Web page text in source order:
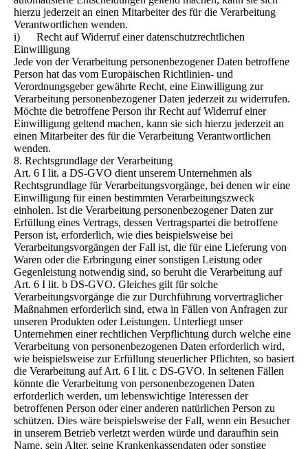
hierzu jederzeit an einen Mitarbeiter des für die Verarbeitung
Verantwortlichen wenden.
i) Recht auf Widerruf einer datenschutzrechtlichen
Einwilligung
Jede von der Verarbeitung personenbezogener Daten betroffene
Person hat das vom Europäischen Richtlinien- und
Verordnungsgeber gewährte Recht, eine Einwilligung zur
Verarbeitung personenbezogener Daten jederzeit zu widerrufen.
Möchte die betroffene Person ihr Recht auf Widerruf einer
Einwilligung geltend machen, kann sie sich hierzu jederzeit an
einen Mitarbeiter des für die Verarbeitung Verantwortlichen
wenden.
8. Rechtsgrundlage der Verarbeitung
Art. 6 I lit. a DS-GVO dient unserem Unternehmen als
Rechtsgrundlage für Verarbeitungsvorgänge, bei denen wir eine
Einwilligung für einen bestimmten Verarbeitungszweck
einholen. Ist die Verarbeitung personenbezogener Daten zur
Erfüllung eines Vertrags, dessen Vertragspartei die betroffene
Person ist, erforderlich, wie dies beispielsweise bei
Verarbeitungsvorgängen der Fall ist, die für eine Lieferung von
Waren oder die Erbringung einer sonstigen Leistung oder
Gegenleistung notwendig sind, so beruht die Verarbeitung auf
Art. 6 I lit. b DS-GVO. Gleiches gilt für solche
Verarbeitungsvorgänge die zur Durchführung vorvertraglicher
Maßnahmen erforderlich sind, etwa in Fällen von Anfragen zur
unseren Produkten oder Leistungen. Unterliegt unser
Unternehmen einer rechtlichen Verpflichtung durch welche eine
Verarbeitung von personenbezogenen Daten erforderlich wird,
wie beispielsweise zur Erfüllung steuerlicher Pflichten, so basiert
die Verarbeitung auf Art. 6 I lit. c DS-GVO. In seltenen Fällen
könnte die Verarbeitung von personenbezogenen Daten
erforderlich werden, um lebenswichtige Interessen der
betroffenen Person oder einer anderen natürlichen Person zu
schützen. Dies wäre beispielsweise der Fall, wenn ein Besucher
in unserem Betrieb verletzt werden würde und daraufhin sein
Name, sein Alter, seine Krankenkassendaten oder sonstige